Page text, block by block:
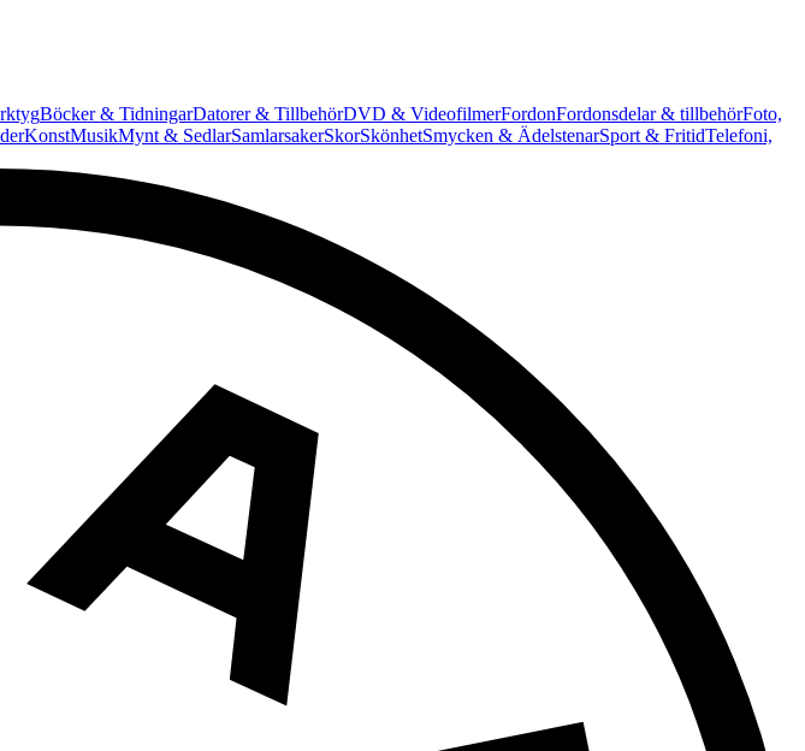
Böcker & TidningarDatorer & TillbehörDVD & VideofilmerFordonFordonsdelar & tillbehörFoto,
KonstMusikMynt & SedlarSamlarsakerSkorSkönhetSmycken & ÄdelstenarSport & FritidTelefoni,